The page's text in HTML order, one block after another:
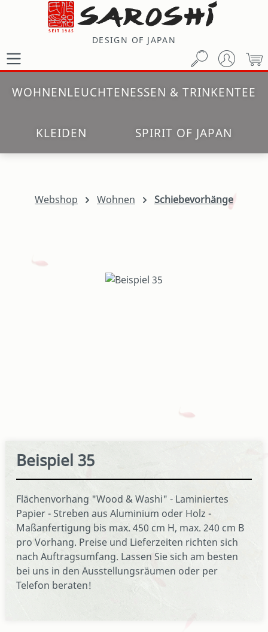
Zum Hauptinhalt springen
DESIGN OF JAPAN
WOHNENLEUCHTENESSEN & TRINKENTEE
KLEIDEN SPIRIT OF JAPAN
Webshop Wohnen Schiebevorhänge
Bildergalerie überspringen
Beispiel 35
Flächenvorhang "Wood & Washi" - Laminiertes
Papier - Streben aus Aluminium oder Holz -
Maßanfertigung bis max. 450 cm H, max. 240 cm B
pro Vorhang. Preise und Lieferzeiten richten sich
nach Auftragsumfang. Lassen Sie sich am besten
bei uns in den Ausstellungsräumen oder per
Telefon beraten!